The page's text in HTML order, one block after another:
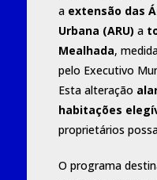
a extensão das
Urbana (ARU) a
Mealhada,
pelo Executivo
Esta alteração
habitações
proprietários
O programa